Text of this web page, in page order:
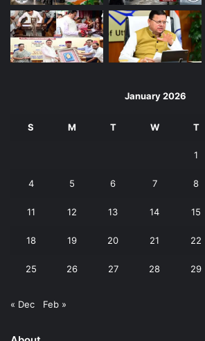
January 2026
S M T W T
1
4 5 6 7 8
11 12 13 14 15
18 19 20 21 22
25 26 27 28 29
« Dec Feb »